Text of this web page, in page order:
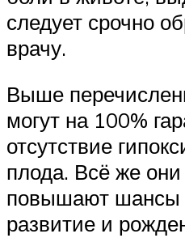
следует срочно
врачу.
Выше
могут на 100%
отсутствие
плода. Всё же
повышают шансы
развитие и